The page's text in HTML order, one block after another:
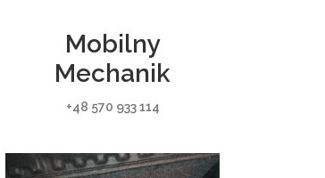
Mobilny
Mechanik
+48 570 933 114